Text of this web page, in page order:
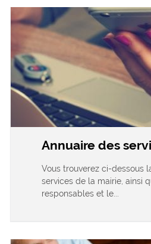
Annuaire des
Vous trouverez ci-dessous
services de la mairie, ainsi
responsables et le...